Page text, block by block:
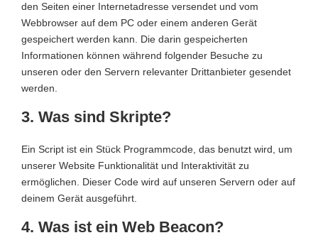
den Seiten einer Internetadresse versendet und vom
Webbrowser auf dem PC oder einem anderen Gerät
gespeichert werden kann. Die darin gespeicherten
Informationen können während folgender Besuche zu
unseren oder den Servern relevanter Drittanbieter gesendet
werden.
3. Was sind Skripte?
Ein Script ist ein Stück Programmcode, das benutzt wird, um
unserer Website Funktionalität und Interaktivität zu
ermöglichen. Dieser Code wird auf unseren Servern oder auf
deinem Gerät ausgeführt.
4. Was ist ein Web Beacon?